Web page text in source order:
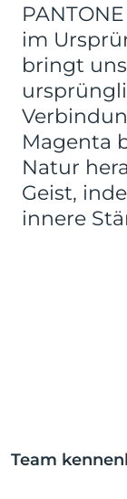
Team
im
bringt
Magenta
Natur
Geist,
innere